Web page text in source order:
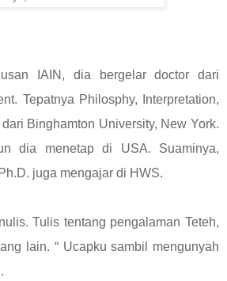
IAIN, dia bergelar doctor dari
Tepatnya Philosphy, Interpretation,
Binghamton University, New York.
dia menetap di USA. Suaminya,
juga mengajar di HWS.
Tulis tentang pengalaman Teteh,
lain. “ Ucapku sambil mengunyah